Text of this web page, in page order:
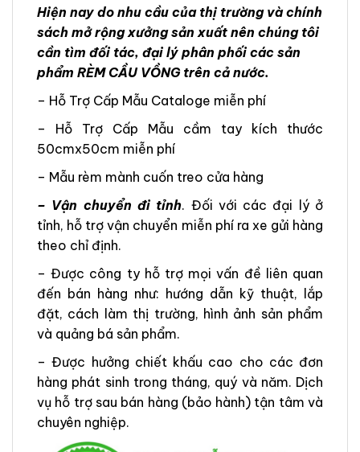
Hiện nay do nhu cầu của thị trường và chính
sách mở rộng xưởng sản xuất nên chúng tôi
cần tìm đối tác, đại lý phân phối các sản
phẩm RÈM CẦU VỒNG trên cả nước.
– Hỗ Trợ Cấp Mẫu Cataloge miễn phí
– Hỗ Trợ Cấp Mẫu cầm tay kích thước
50cmx50cm miễn phí
– Mẫu rèm mành cuốn treo cửa hàng
– Vận chuyển đi tỉnh. Đối với các đại lý ở
tỉnh, hỗ trợ vận chuyển miễn phí ra xe gửi hàng
theo chỉ định.
– Được công ty hỗ trợ mọi vấn đề liên quan
đến bán hàng như: hướng dẫn kỹ thuật, lắp
đặt, cách làm thị trường, hình ảnh sản phẩm
và quảng bá sản phẩm.
– Được hưởng chiết khấu cao cho các đơn
hàng phát sinh trong tháng, quý và năm. Dịch
vụ hỗ trợ sau bán hàng (bảo hành) tận tâm và
chuyên nghiệp.